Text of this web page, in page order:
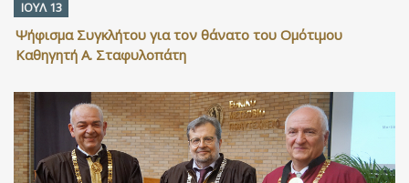
ΙΟΥΛ 13
Ψήφισμα Συγκλήτου για τον θάνατο του Ομότιμου
Καθηγητή Α. Σταφυλοπάτη